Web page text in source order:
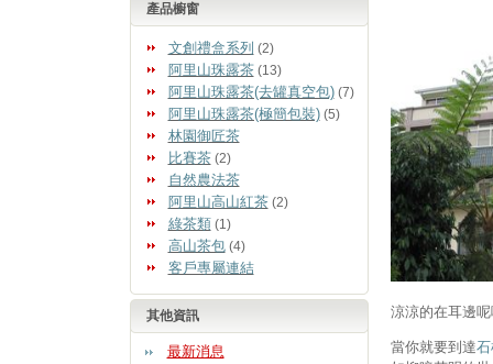
產品櫥窗
文創禮盒系列 (2)
阿里山珠露茶(13)
阿里山珠露茶(去罐真空包)(7)
阿里山珠露茶(極簡包裝)(5)
林園御匠茶
比賽茶(2)
自然農法茶
阿里山高山紅茶(2)
綠茶類 (1)
高山茶包(4)
客戶專屬連結
其他資訊
最新消息
涼涼的在耳邊
當你就要到達